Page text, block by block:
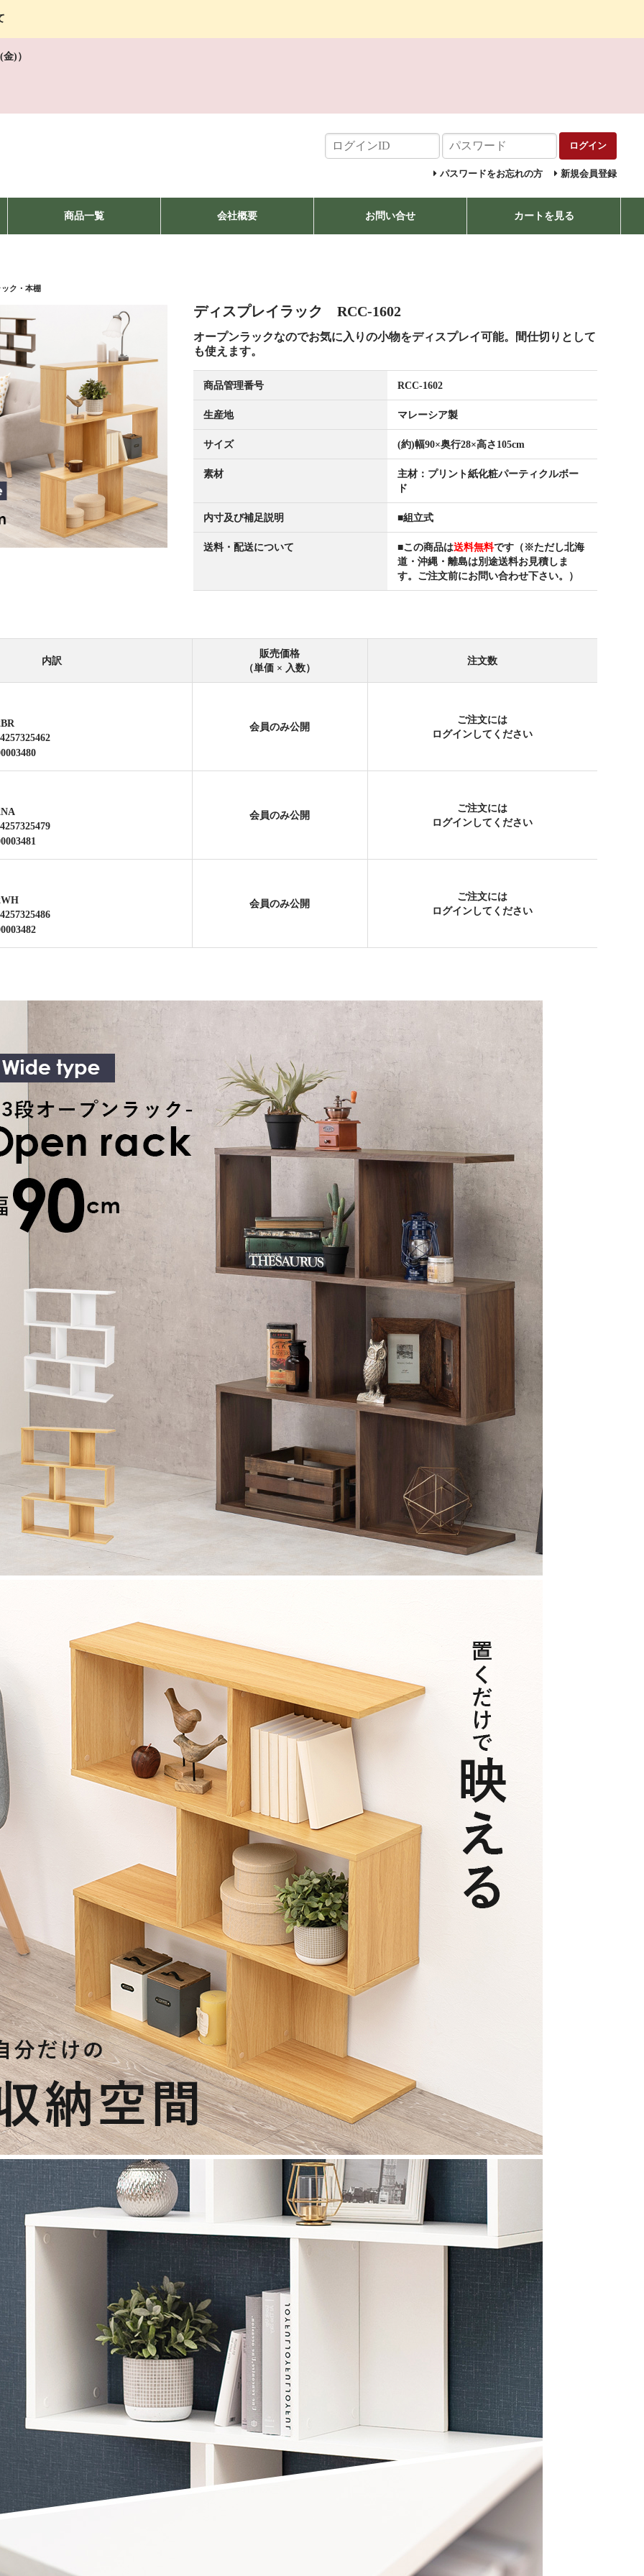
)）
ログイン
パスワードをお忘れの方 新規会員登録
商品一覧 会社概要 お問い合せ カートを見る
ック・本棚
ディスプレイラック RCC-1602
オープンラックなのでお気に入りの小物をディスプレイ可能。間仕切りとして
も使えます。
商品管理番号 RCC-1602
生産地 マレーシア製
サイズ (約)幅90×奥行28×高さ105cm
素材
主材：プリント紙化粧パーティクルボー
ド
内寸及び補足説明 ■組立式
送料・配送について ■この商品は送料無料です（※ただし北海
道・沖縄・離島は別途送料お見積しま
す。ご注文前にお問い合わせ下さい。）
内訳
販売価格
（単価 × 入数）
注文数
会員のみ公開
ご注文には
ログインしてください
会員のみ公開
ご注文には
ログインしてください
会員のみ公開
ご注文には
ログインしてください